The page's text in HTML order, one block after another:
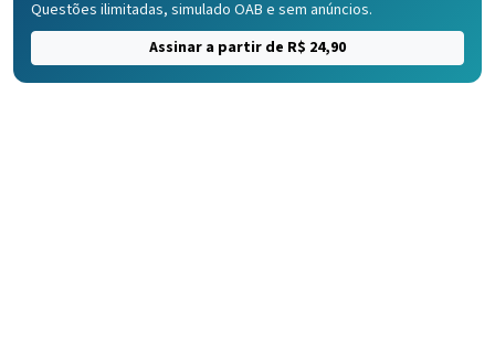
Questões ilimitadas, simulado OAB e sem anúncios.
Assinar a partir de R$ 24,90